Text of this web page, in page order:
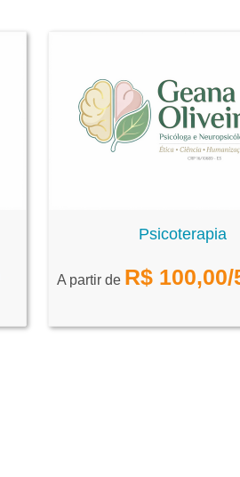
Psicoterapia
A partir de R$ 100,00/